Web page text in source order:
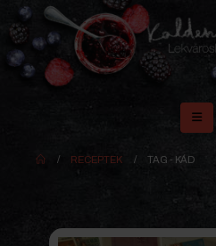
RECEPTEK TAG - KÁD